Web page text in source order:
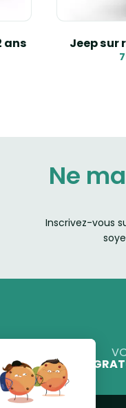
ans Jeep sur
Ne
Inscrivez-vous